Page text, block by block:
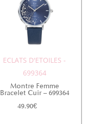
ECLATS D'ETOILES -
699364
Montre Femme
Bracelet Cuir – 699364
49.90€